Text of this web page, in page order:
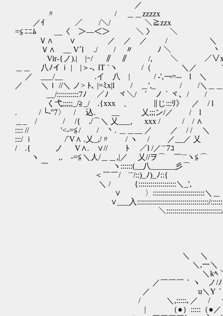
／
〃 / ＿＿zzzzx
／ｲ ／￣￣/＼/ ￣＼≧zzx
=≦ﾆﾆﾑ __〈 ＞―＜＞ ￣￣￣＼ 〉￣￣
Ｖ∧ ∨ ／ ／ ／ / ＼
Ｖ∧ __ V´l ./ / 〃 ﾉ ＼ 丶 {x＜
Vir‐{ノ).| |ｰ/ ∥ ∥ /, ＼ ／∨x__／
＿＿ 八ﾉイｉ | |＞‐､ lT ¨ヽ /（ ＼／
／ ___/__ .イ 八 | / ‐',￢=‐- l
／ ＼ｌ //＼ ノ> ﾄ､ |=ﾐx|l / ＿',_ / /＼
__/:::::::::::7ﾉ ／ﾉ ヾ＼/ ´ ノ｀ヾ、/
く弋;;;;;_/≧_/ .{xxx 、 ∥じ:::ﾘ》 ／ / l
. / └‐''7〉 / 込. __ 乂;;;ン/／ / l |_
＿_ / / /{ ./⌒＼ 乂___, xxx / / / ∧
:::: // '<-=≦/ / 丶. ＿＿__ ／ ／
:::/ ｉ /´V∧ .乂_,/〃 / ヽ / ／__／
/ .{ ノ V∧. ∨// ﾄ ／l /／¨¨7ｺ ノ/ﾞ
ヽ ,. -=≦＼人/＿＿,|／ 乂//ヲ⌒ ￣¨¨ヽ≦⌒
￣ ヽ::::::(__八______彡⌒ }＿
＜￣￣/ ¨¨/::)_ﾉ)_ﾉ::{ }┐:::ｨ
＼ / {:::::::::::::::::::＼_', / /¨ｰ-=､
∨ 〉::::::::::::::::::::::::::＼＿ ／／
∨___入::::::::::::::::::::::::::::::::::::/
＼::::::::::::::::::::::::::::/
＼ ＼
＼,一＼ .
＼kﾍ ＼|
／￣￣￣｀ヽ ノ/ﾉ （
／ u＼Y｀ｰ
/ ＼,:::::､／ / ｙ夂,-、 （ タ
| （●）:::::（●／ / ｀